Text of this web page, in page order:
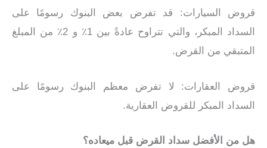
قروض السيارات: قد تفرض بعض البنوك رسومًا على
السداد المبكر، والتي تتراوح عادةً بين 1٪ و 2٪ من المبلغ
المتبقي من القرض.
قروض العقارات: لا تفرض معظم البنوك رسومًا على
السداد المبكر للقروض العقارية.
هل من الأفضل سداد القرض قبل ميعاده؟